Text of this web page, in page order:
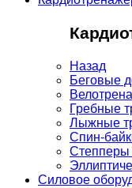
Назад
Беговые
Гребные
Лыжные
Спин-
Степперы
Силовое